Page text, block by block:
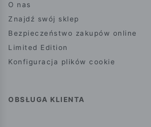
O nas
Znajdź swój sklep
Bezpieczeństwo zakupów online
Limited Edition
Konfiguracja plików cookie
OBSŁUGA KLIENTA